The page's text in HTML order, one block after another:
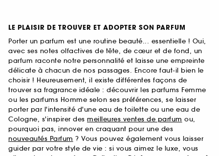
LE PLAISIR DE TROUVER ET ADOPTER SON PARFUM
Porter un parfum est une routine beauté... essentielle ! Oui,
avec ses notes olfactives de tête, de cœur et de fond, un
parfum raconte notre personnalité et laisse une empreinte
délicate à chacun de nos passages. Encore faut-il bien le
choisir ! Heureusement, il existe différentes façons de
trouver sa fragrance idéale : découvrir les parfums Femme
ou les parfums Homme selon ses préférences, se laisser
porter par l'intensité d'une eau de toilette ou une eau de
Cologne, s'inspirer des meilleures ventes de parfum ou,
pourquoi pas, innover en craquant pour une des
nouveautés Parfum ? Vous pouvez également vous laisser
guider par votre style de vie : si vous aimez le luxe, vous